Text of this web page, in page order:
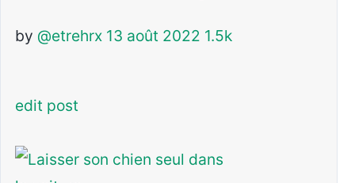
by @etrehrx 13 août 2022 1.5k
edit post